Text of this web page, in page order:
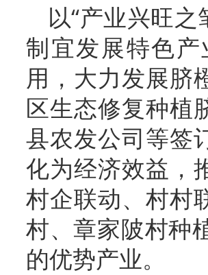
以“产业兴旺
制宜发展特色
用，大力发展脐
区生态修复种植
县农发公司等签
化为经济效益，
村企联动、村村
村、章家陂村种
的优势产业。